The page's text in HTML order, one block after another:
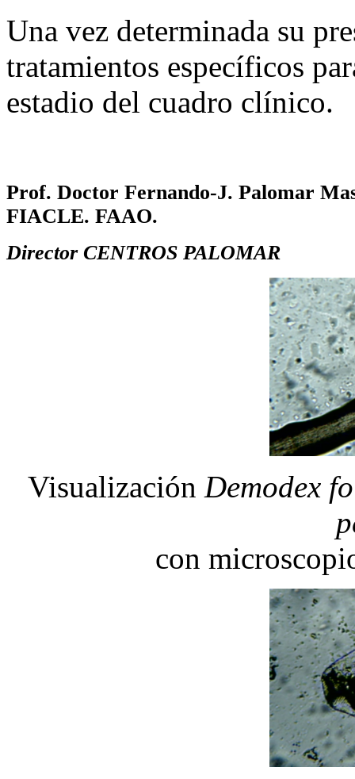
Una vez determinada su
tratamientos específicos
estadio del cuadro clínico.
Prof. Doctor Fernando-J. Palomar
FIACLE. FAAO.
Director CENTROS PALOMAR
Visualización Demodex
con